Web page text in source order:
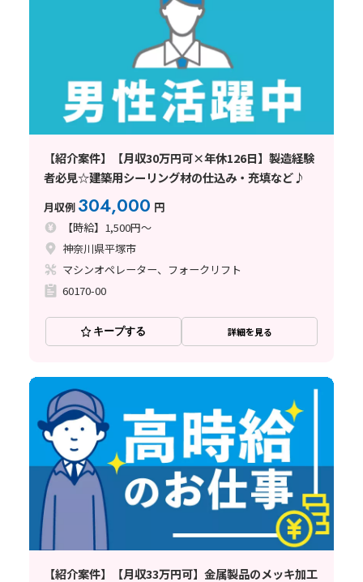
【紹介案件】【月収30万円可×年休126日】製造経験
者必見☆建築用シーリング材の仕込み・充填など♪
月収例 304,000 円
【時給】1,500円～
神奈川県平塚市
マシンオペレーター、フォークリフト
60170-00
キープする 詳細を見る
【紹介案件】【月収33万円可】金属製品のメッキ加工